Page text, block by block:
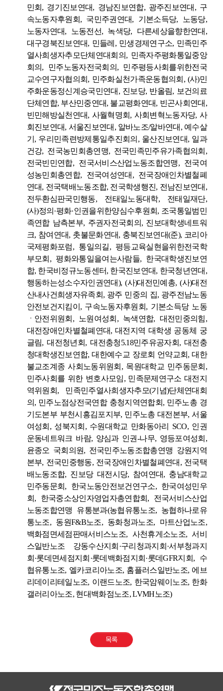
민회 , 경기진보연대, 경남진보연합, 광주진보연대 , 구
속노동자후원회 , 국민주권연대, 기본소득당, 노동당,
노동자연대, 노동전선, 녹색당, 다른세상을향한연대 ,
대구경북진보연대, 민들레 , 민생경제연구소, 민족민주
열사희생자추모단체연대회의 , 민족자주평화통일중앙
회의 , 민주노동자전국회의 , 민주평등사회를위한전국
교수연구자협의회 , 민주화실천가족운동협의회 , (사)민
주화운동정신계승국민연대 , 진보당, 반올림, 보건의료
단체연합, 부산민중연대, 불교평화연대, 빈곤사회연대 ,
빈민해방실천연대, 사월혁명회 , 사회변혁노동자당, 사
회진보연대, 서울진보연대 , 알바노조/알바연대 , 예수살
기 , 우리민족련방제통일추진회의 , 울산진보연대, 일과
건강, 전국농민회총연맹, 전국민족민주유가족협의회 ,
전국빈민연합, 전국서비스산업노동조합연맹, 전국여
성농민회총연합, 전국여성연대 , 전국장애인차별철폐
연대, 전국택배노동조합, 전국학생행진, 전남진보연대 ,
전두환심판국민행동, 전태일노동대학, 전태일재단,
(사)정의 ·평화·인권을위한양심수후원회 , 조국통일범민
족연합 남측본부, 주권자전국회의 , 진보대학생네트워
크, 참여연대, 촛불문화연대, 충북진보연대(준), 코리아
국제평화포럼, 통일의길, 평등교육실현을위한전국학
부모회 ,평화와통일을여는사람들, 한국대학생진보연
합, 한국비정규노동센터, 한국진보연대, 한국청년연대 ,
행동하는성소수자인권연대), (사)대전민예총, (사)대전
산내사건희생자유족회 , 광주 민중의 집, 광주전남노동
안전보건지킴이 , 구속노동자후원회 , 기본소득당 노동
ㆍ안전위원회 , 노원여성회 , 녹색연합, 대전민중의힘,
대전장애인차별철폐연대,대전지역 대학생 공동체 궁
글림,대전청년회 ,대전충청5.18민주유공자회 , 대전충
청대학생진보연합,대한예수교 장로회 언약교회 ,대한
불교조계종 사회노동위원회 , 목원대학교 민주동문회 ,
민주사회를 위한 변호사모임, 민족문제연구소 대전지
역위원회 , 민족민주열사희생자추모(기념)단체연대회
의 , 민주노점상전국연합 충청지역연합회 , 민주노총 경
기도본부 부천시흥김포지부, 민주노총 대전본부,서울
여성회 , 성북지회 , 수원대학교 만화동아리 SCO, 인권
운동네트워크 바람, 양심과 인권-나무, 영등포여성회 ,
윤종오 국회의원, 전국민주노동조합총연맹 강원지역
본부, 전국민중행동, 전국장애인차별철폐연대 , 전국택
배노동조합, 진보당 대전시당, 참여연대, 충남대학교
민주동문회 , 한국노동안전보건연구소, 한국여성민우
회 , 한국중소상인자영업자총연합회 , 전국서비스산업
노동조합연맹 유통분과(농협유통노조, 농협하나로유
통노조, 동원F&B노조, 동화청과노조, 마트산업노조,
백화점면세점판매서비스노조, 사천휴게소노조,서비
스일반노조 강동수산지회 ·구리청과지회 ·서부청과지
회 ·롯데면세점지회 ·롯데백화점지회 ·롯데GFR지회 , 수
협유통노조, 엘카코리아노조, 홈플러스일반노조, 에브
리데이리테일노조, 이랜드노조, 한국암웨이노조, 한화
갤러리아노조, 현대백화점노조, LVMH노조)
목록